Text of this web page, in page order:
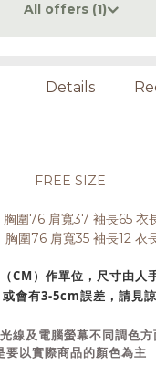
All offers (1)
Details
FREE SIZE
胸圍76 肩寬37 袖長65 衣
胸圍76 肩寬35 袖長12 衣
CM）作單位，尺寸由人
或會有3-5cm誤差，請見
線及電腦螢幕不同調色
要以實際商品的顏色為主